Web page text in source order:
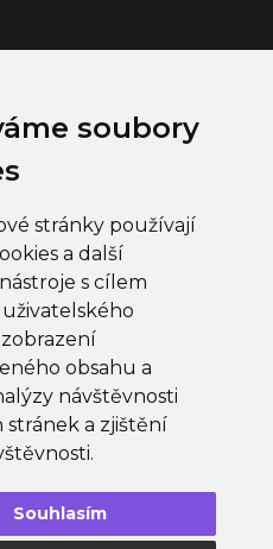
soubory
stránky používají
a další
s cílem
obsahu a
návštěvnosti
stránek a zjištění
Souhlasím
prodávat populární zboží,
Pomáháme firmám
a zaměstnance.